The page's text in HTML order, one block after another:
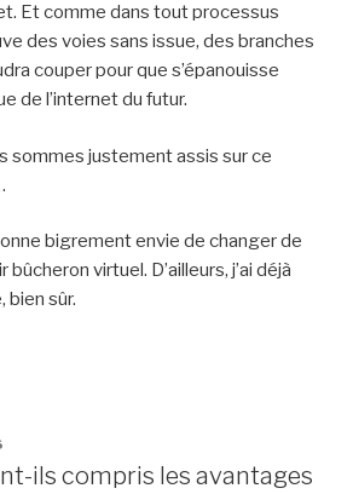
Et comme dans tout processus
des voies sans issue, des branches
couper pour que s’épanouisse
de l’internet du futur.
sommes justement assis sur ce
bigrement envie de changer de
virtuel. D’ailleurs, j’ai déjà
bien sûr.
ils compris les avantages